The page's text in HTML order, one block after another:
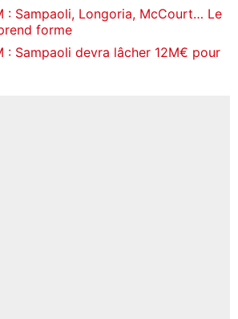
: Sampaoli, Longoria, McCourt… Le
forme
: Sampaoli devra lâcher 12M€ pour